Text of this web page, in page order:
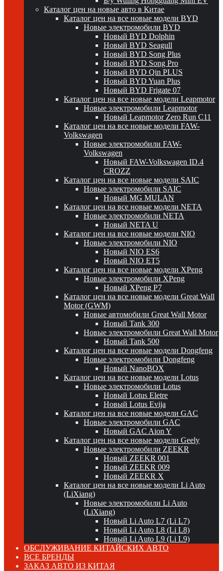
Каталог цен на новые авто в Китае
Каталог цен на все новые модели BYD
Новые электромобили BYD
Новый BYD Dolphin
Новый BYD Seagull
Новый BYD Song Plus
Новый BYD Song Pro
Новый BYD Qin PLUS
Новый BYD Yuan Plus
Новый BYD Frigate 07
Каталог цен на все новые модели Leapmotor
Новые электромобили Leapmotor
Новый Leapmotor Zero Run C11
Каталог цен на все новые модели FAW-
Volkswagen
Новые электромобили FAW-
Volkswagen
Новый FAW-Volkswagen ID.4
CROZZ
Каталог цен на все новые модели SAIC
Новые электромобили SAIC
Новый MG MULAN
Каталог цен на все новые модели NETA
Новые электромобили NETA
Новый NETA U
Каталог цен на все новые модели NIO
Новые электромобили NIO
Новый NIO ES6
Новый NIO ET5
Каталог цен на все новые модели XPeng
Новые электромобили XPeng
Новый XPeng P7
Каталог цен на все новые модели Great Wall
Motor (GWM)
Новые автомобили Great Wall Motor
Новый Tank 300
Новые электромобили Great Wall Motor
Новый Tank 500
Каталог цен на все новые модели Dongfeng
Новые электромобили Dongfeng
Новый NanoBOX
Каталог цен на все новые модели Lotus
Новые электромобили Lotus
Новый Lotus Eletre
Новый Lotus Evija
Каталог цен на все новые модели GAC
Новые электромобили GAC
Новый GAC Aion Y
Каталог цен на все новые модели Geely
Новые электромобили ZEEKR
Новый ZEEKR 001
Новый ZEEKR 009
Новый ZEEKR X
Каталог цен на все новые модели Li Auto
(LiXiang)
Новые электромобили Li Auto
(LiXiang)
Новый Li Auto L7 (Li L7)
Новый Li Auto L8 (Li L8)
Новый Li Auto L9 (Li L9)
ОБСЛУЖИВАНИЕ КИТАЙСКИХ АВТО
ВСЕ БРЕНДЫ
ЗАКАЗ АВТО ИЗ КИТАЯ